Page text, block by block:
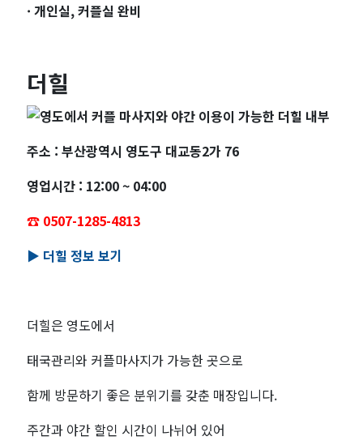
· 개인실, 커플실 완비
더힐
주소 : 부산광역시 영도구 대교동2가 76
영업시간 : 12:00 ~ 04:00
☎️ 0507-1285-4813
▶️ 더힐 정보 보기
더힐은 영도에서
태국관리와 커플마사지가 가능한 곳으로
함께 방문하기 좋은 분위기를 갖춘 매장입니다.
주간과 야간 할인 시간이 나뉘어 있어